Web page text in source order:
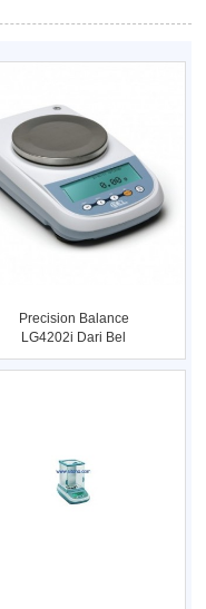
Precision Balance
LG4202i Dari Bel
Engineering Kap